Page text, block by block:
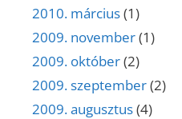
2010. március(1)
2009. november(1)
2009. október(2)
2009. szeptember(2)
2009. augusztus(4)